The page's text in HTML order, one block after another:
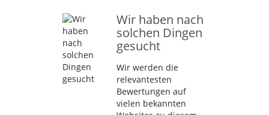
Wir haben nach
solchen Dingen
gesucht
Wir werden die
relevantesten
Bewertungen auf
vielen bekannten